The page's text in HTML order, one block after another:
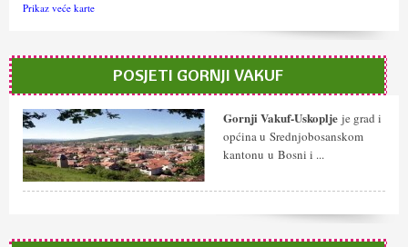
Prikaz veće karte
POSJETI GORNJI VAKUF
Gornji Vakuf-Uskoplje je grad i
općina u Srednjobosanskom
kantonu u Bosni i ...